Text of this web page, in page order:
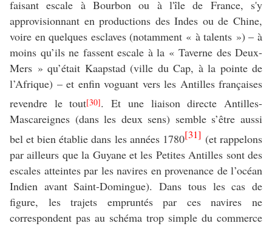
faisant escale à Bourbon ou à l'île de France, s'y
approvisionnant en productions des Indes ou de Chine,
voire en quelques esclaves (notamment « à talents ») – à
moins qu’ils ne fassent escale à la « Taverne des Deux-
Mers » qu’était Kaapstad (ville du Cap, à la pointe de
l’Afrique) – et enfin voguant vers les Antilles françaises
revendre le tout[30]. Et une liaison directe Antilles-
Mascareignes (dans les deux sens) semble s’être aussi
bel et bien établie dans les années 1780[31] (et rappelons
par ailleurs que la Guyane et les Petites Antilles sont des
escales atteintes par les navires en provenance de l’océan
Indien avant Saint-Domingue). Dans tous les cas de
figure, les trajets empruntés par ces navires ne
correspondent pas au schéma trop simple du commerce